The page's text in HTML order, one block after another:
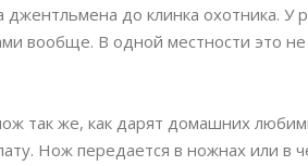
джентльмена до клинка охотника.
вообще. В одной местности это не
так же, как дарят домашних
Нож передается в ножнах или в